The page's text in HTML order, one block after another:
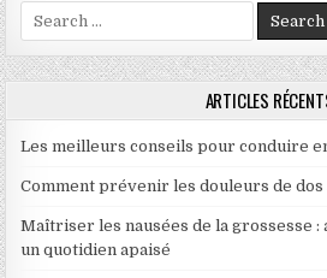
Search for:
ARTICLES
Les meilleurs conseils pour conduire
Comment prévenir les douleurs de dos
Maîtriser les nausées de la grossesse :
un quotidien apaisé